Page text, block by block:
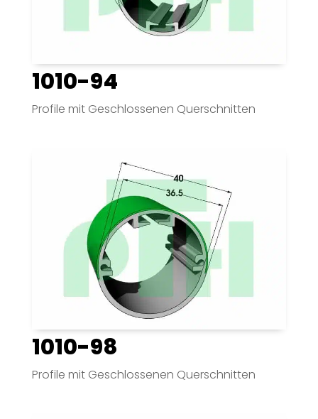
1010-94
Profile mit Geschlossenen Querschnitten
1010-98
Profile mit Geschlossenen Querschnitten